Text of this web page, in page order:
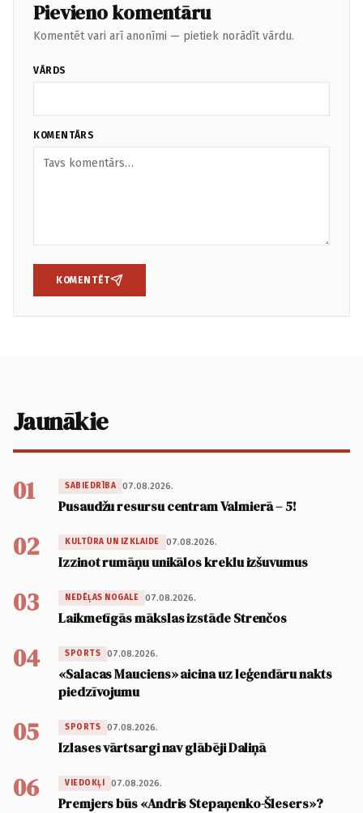
Pievieno komentāru
Komentēt vari arī anonīmi — pietiek norādīt vārdu.
VĀRDS
KOMENTĀRS
KOMENTĒT
Jaunākie
01 SABIEDRĪBA 07.08.2026.
Pusaudžu resursu centram Valmierā – 5!
02 KULTŪRA UN IZKLAIDE 07.08.2026.
Izzinot rumāņu unikālos kreklu izšuvumus
03 NEDĒĻAS NOGALE 07.08.2026.
Laikmetīgās mākslas izstāde Strenčos
04 SPORTS 07.08.2026.
«Salacas Mauciens» aicina uz leģendāru nakts
piedzīvojumu
05 SPORTS 07.08.2026.
Izlases vārtsargi nav glābēji Daliņā
06 VIEDOKĻI 07.08.2026.
Premjers būs «Andris Stepaņenko-Šlesers»?